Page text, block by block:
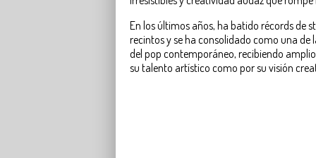
En los últimos años, ha batido récords de
recintos y se ha consolidado como una de
del pop contemporáneo, recibiendo
su talento artístico como por su visión